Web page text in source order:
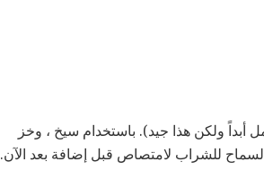
ولكن هذا جيد). باستخدام سيخ ، وخز
للشراب لامتصاص قبل إضافة بعد الآن.